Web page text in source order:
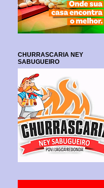
CHURRASCARIA NEY
SABUGUEIRO